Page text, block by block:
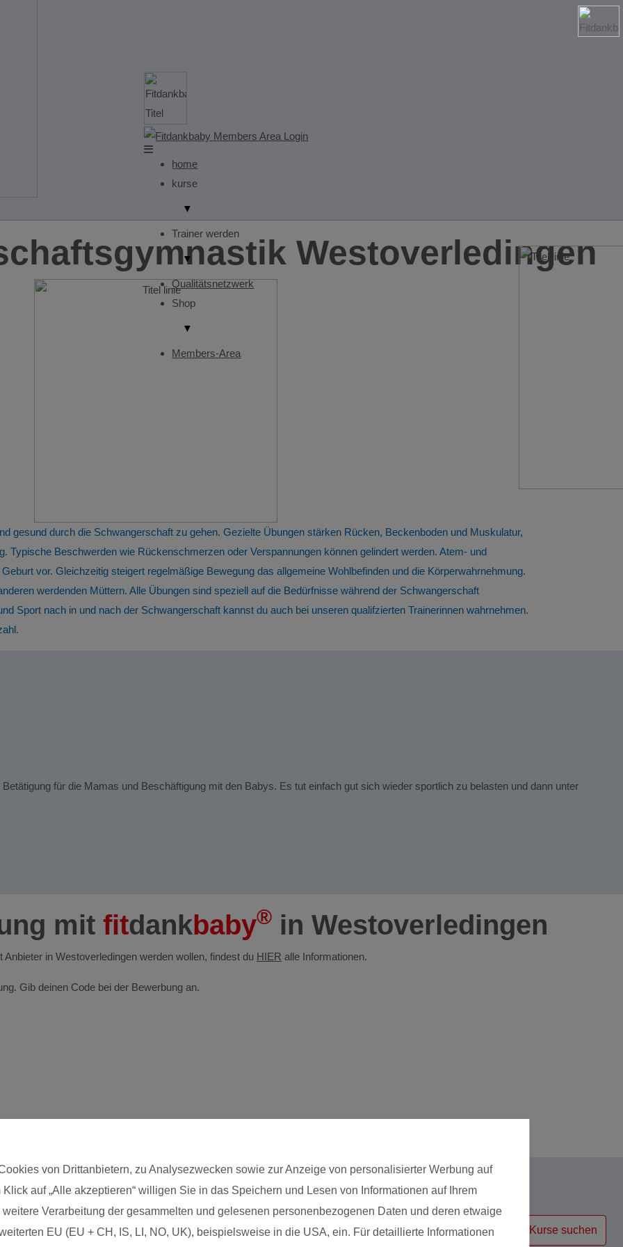
home
kurse
▼
Trainer werden
▼
Qualitätsnetzwerk
Shop
▼
Members-Area
Westoverledingen
gesund durch die Schwangerschaft zu gehen. Gezielte Übungen stärken Rücken, Beckenboden und Muskulatur,
Typische Beschwerden wie Rückenschmerzen oder Verspannungen können gelindert werden. Atem- und
vor. Gleichzeitig steigert regelmäßige Bewegung das allgemeine Wohlbefinden und die Körperwahrnehmung.
werdenden Müttern. Alle Übungen sind speziell auf die Bedürfnisse während der Schwangerschaft
Sport nach in und nach der Schwangerschaft kannst du auch bei unseren qualifzierten Trainerinnen wahrnehmen.
für die Mamas und Beschäftigung mit den Babys. Es tut einfach gut sich wieder sportlich zu belasten und dann unter
mit fitdankbaby® in Westoverledingen
in Westoverledingen werden wollen, findest du HIER alle Informationen.
Gib deinen Code bei der Bewerbung an.
Kurse suchen
von Drittanbietern, zu Analysezwecken sowie zur Anzeige von personalisierter Werbung auf
auf „Alle akzeptieren“ willigen Sie in das Speichern und Lesen von Informationen auf Ihrem
Verarbeitung der gesammelten und gelesenen personenbezogenen Daten und deren etwaige
EU (EU + CH, IS, LI, NO, UK), beispielsweise in die USA, ein. Für detaillierte Informationen